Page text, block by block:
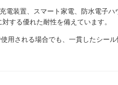
電装置、スマート家電、防水電子ハ
する優れた耐性を備えています。
用される場合でも、一貫したシー